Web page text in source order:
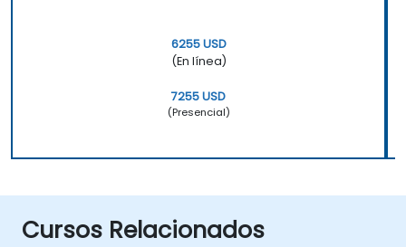
6255 USD
(En línea)
7255 USD
(Presencial)
Cursos Relacionados